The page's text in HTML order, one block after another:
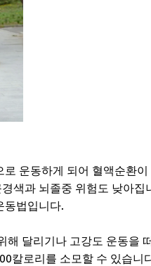
운동하게 되어 혈액순환
색과 뇌졸중 위험도 낮아집
동법입니다.
달리기나 고강도 운동을
칼로리를 소모할 수 있습니